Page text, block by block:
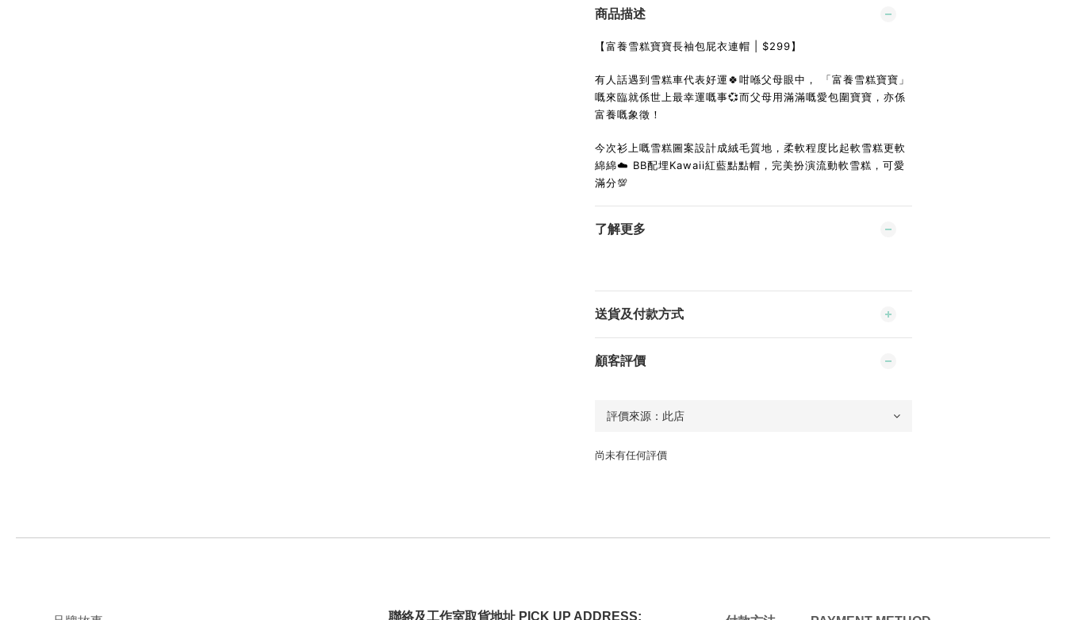
商品描述
【富養雪糕寶寶長袖包屁衣連帽 | $299】
有人話遇到雪糕車代表好運🍀咁喺父母眼中， 「富養雪糕寶寶」
嘅來臨就係世上最幸運嘅事💞而父母用滿滿嘅愛包圍寶寶，亦係
富養嘅象徵！
今次衫上嘅雪糕圖案設計成絨毛質地，柔軟程度比起軟雪糕更軟
綿綿☁️ BB配埋Kawaii紅藍點點帽，完美扮演流動軟雪糕，可愛
滿分💯
了解更多
送貨及付款方式
顧客評價
尚未有任何評價
聯絡及工作室取貨地址 PICK UP ADDRESS: